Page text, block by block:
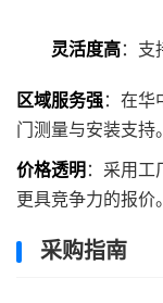
灵活度高：支
区域服务强：在华
门测量与安装支持。
价格透明 ：采用
更具竞争力的报价。
采购指南